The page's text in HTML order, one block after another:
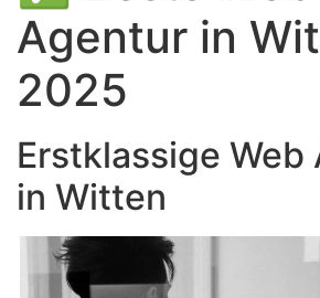
Agentur in
2025
Erstklassige Web
in Witten